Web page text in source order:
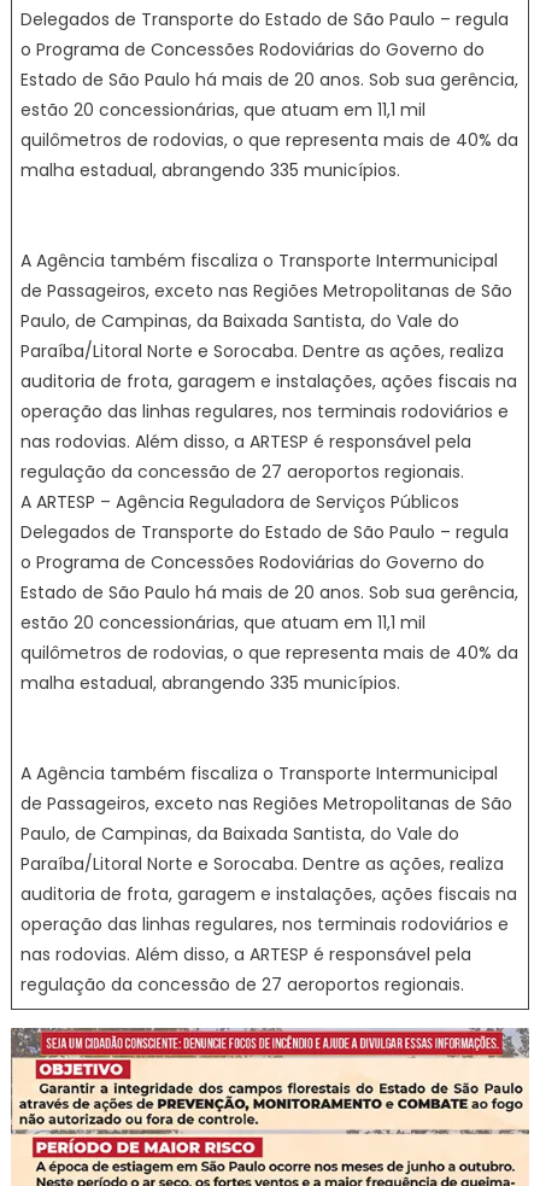
Delegados de Transporte do Estado de São Paulo – regula
o Programa de Concessões Rodoviárias do Governo do
Estado de São Paulo há mais de 20 anos. Sob sua gerência,
estão 20 concessionárias, que atuam em 11,1 mil
quilômetros de rodovias, o que representa mais de 40% da
malha estadual, abrangendo 335 municípios.
A Agência também fiscaliza o Transporte Intermunicipal
de Passageiros, exceto nas Regiões Metropolitanas de São
Paulo, de Campinas, da Baixada Santista, do Vale do
Paraíba/Litoral Norte e Sorocaba. Dentre as ações, realiza
auditoria de frota, garagem e instalações, ações fiscais na
operação das linhas regulares, nos terminais rodoviários e
nas rodovias. Além disso, a ARTESP é responsável pela
regulação da concessão de 27 aeroportos regionais.
A ARTESP – Agência Reguladora de Serviços Públicos
Delegados de Transporte do Estado de São Paulo – regula
o Programa de Concessões Rodoviárias do Governo do
Estado de São Paulo há mais de 20 anos. Sob sua gerência,
estão 20 concessionárias, que atuam em 11,1 mil
quilômetros de rodovias, o que representa mais de 40% da
malha estadual, abrangendo 335 municípios.
A Agência também fiscaliza o Transporte Intermunicipal
de Passageiros, exceto nas Regiões Metropolitanas de São
Paulo, de Campinas, da Baixada Santista, do Vale do
Paraíba/Litoral Norte e Sorocaba. Dentre as ações, realiza
auditoria de frota, garagem e instalações, ações fiscais na
operação das linhas regulares, nos terminais rodoviários e
nas rodovias. Além disso, a ARTESP é responsável pela
regulação da concessão de 27 aeroportos regionais.